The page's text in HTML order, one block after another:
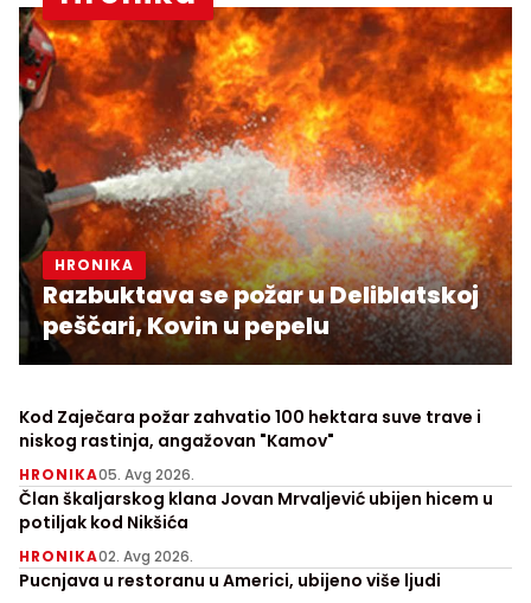
HRONIKA
Razbuktava se požar u Deliblatskoj
peščari, Kovin u pepelu
Kod Zaječara požar zahvatio 100 hektara suve trave i
niskog rastinja, angažovan "Kamov"
HRONIKA05. Avg 2026.
Član škaljarskog klana Jovan Mrvaljević ubijen hicem u
potiljak kod Nikšića
HRONIKA02. Avg 2026.
Pucnjava u restoranu u Americi, ubijeno više ljudi